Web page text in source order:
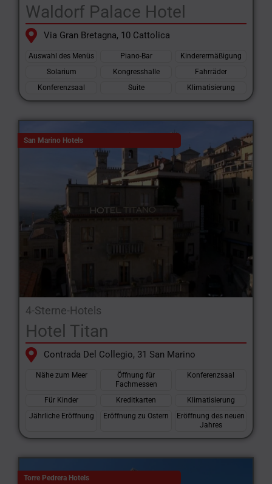
Waldorf Palace Hotel
Via Gran Bretagna, 10 Cattolica
Auswahl des Menüs Piano-Bar
Kinderermäßigung
Solarium
Kongresshalle
Fahrräder
Konferenzsaal
Suite Klimatisierung
San Marino Hotels
4-Sterne-Hotels
Hotel Titan
Contrada Del Collegio, 31 San Marino
Nähe zum Meer
Öffnung für
Fachmessen
Konferenzsaal
Für Kinder Kreditkarten
Klimatisierung
Jährliche Eröffnung
Eröffnung zu Ostern
Eröffnung des neuen
Jahres
Torre Pedrera Hotels